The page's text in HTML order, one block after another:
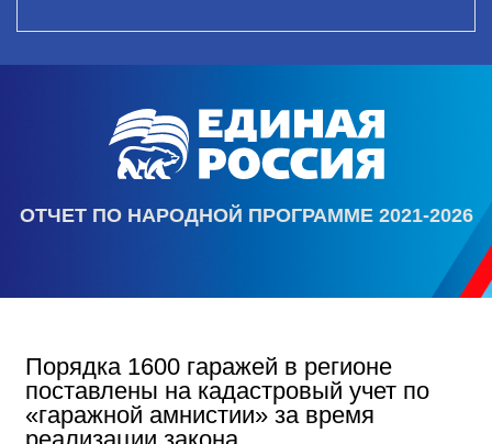
ОТЧЕТ ПО НАРОДНОЙ ПРОГРАММЕ 2021-2026
Порядка 1600 гаражей в регионе
поставлены на кадастровый учет по
«гаражной амнистии» за время